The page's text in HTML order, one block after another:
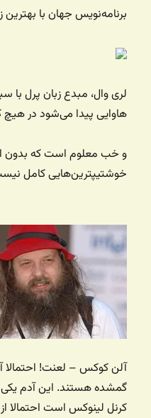
برنامه‌نویس جهان با
لری وال، مبدع زبان پرل با
هاوایی پیدا می‌شود در
و خب معلوم است که بدون
خوشتیپترین‌هایی کامل
آلن کوکس – لعنت! احتمالا
گمشده هستند. این آدم
کرنل لینوکس است احتمالا